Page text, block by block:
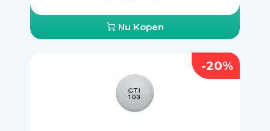
Nu Kopen
-20%